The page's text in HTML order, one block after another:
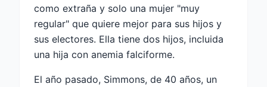
como extraña y solo una mujer "muy
regular" que quiere mejor para sus hijos y
sus electores. Ella tiene dos hijos, incluida
una hija con anemia falciforme.
El año pasado, Simmons, de 40 años, un